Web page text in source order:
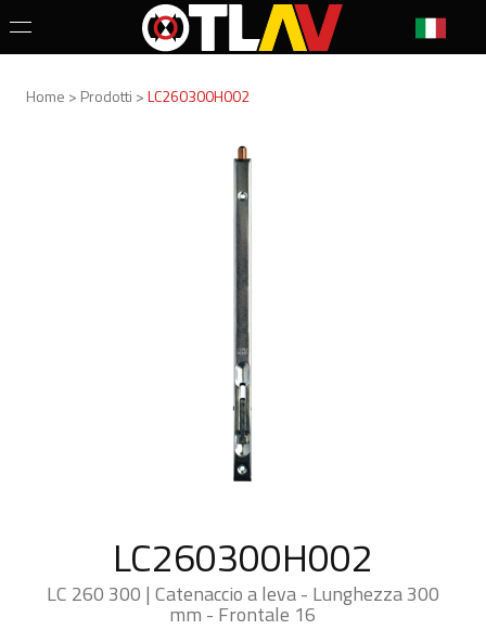
Home > Prodotti >LC260300H002
LC260300H002
LC 260 300 | Catenaccio a leva - Lunghezza 300
mm - Frontale 16